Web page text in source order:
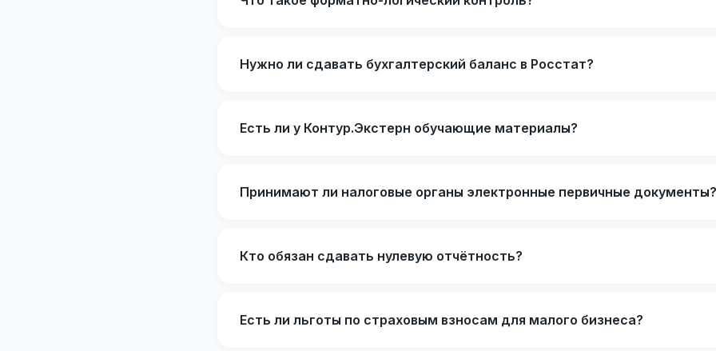
Нужно ли сдавать бухгалтерский баланс в Росстат?
Есть ли у Контур.Экстерн обучающие материалы?
Принимают ли налоговые органы электронные первичные документы?
Кто обязан сдавать нулевую отчётность?
Есть ли льготы по страховым взносам для малого бизнеса?